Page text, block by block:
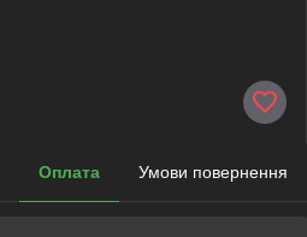
Оплата Умови повернення